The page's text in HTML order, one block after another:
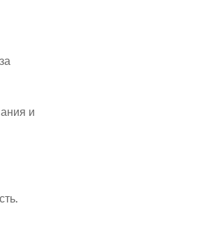
и